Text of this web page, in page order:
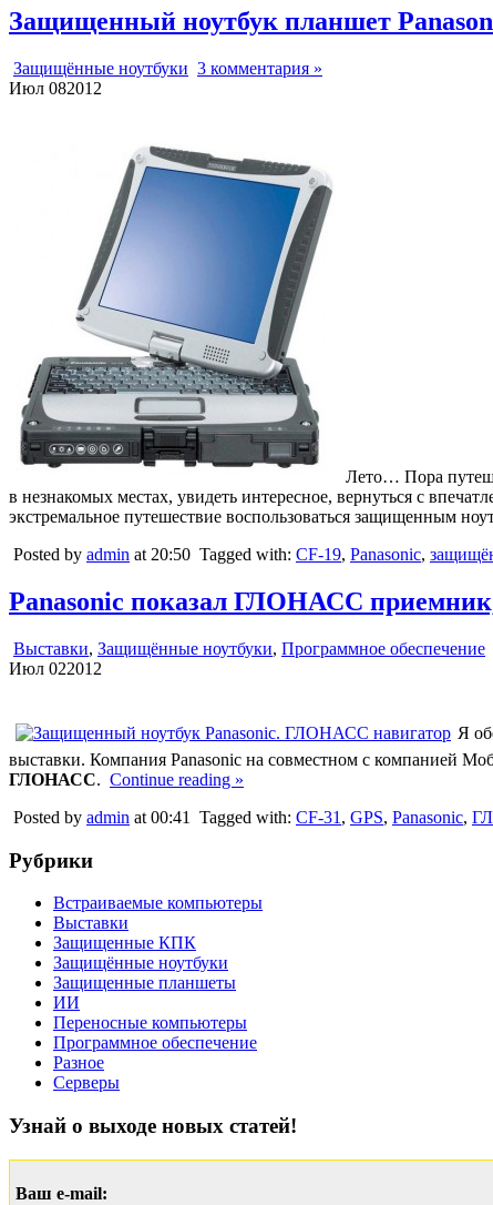
Защищенный ноутбук планшет
Защищённые ноутбуки 3 комментария »
Июл 082012
Лето… Пора
в незнакомых местах, увидеть интересное, вернуться с
экстремальное путешествие воспользоваться защищенным
Posted by admin at 20:50 Tagged with: CF-19, Panasonic,
Panasonic показал ГЛОНАСС
Выставки, Защищённые ноутбуки, Программное обеспечение
Июл 022012
Я
выставки. Компания Panasonic на совместном с компанией
ГЛОНАСС. Continue reading »
Posted by admin at 00:41 Tagged with: CF-31 , GPS, Panasonic,
Рубрики
Встраиваемые компьютеры
Выставки
Защищенные КПК
Защищённые ноутбуки
Защищенные планшеты
ИИ
Переносные компьютеры
Программное обеспечение
Разное
Серверы
Узнай о выходе новых статей!
Ваш e-mail: